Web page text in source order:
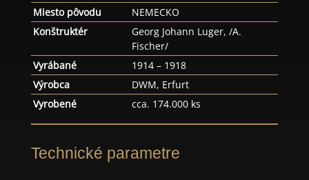
Miesto pôvodu
NEMECKO
Konštruktér
Georg Johann Luger, /A.
Fischer/
Vyrábané
1914 – 1918
Výrobca
DWM, Erfurt
Vyrobené
cca. 174.000 ks
Technické parametre